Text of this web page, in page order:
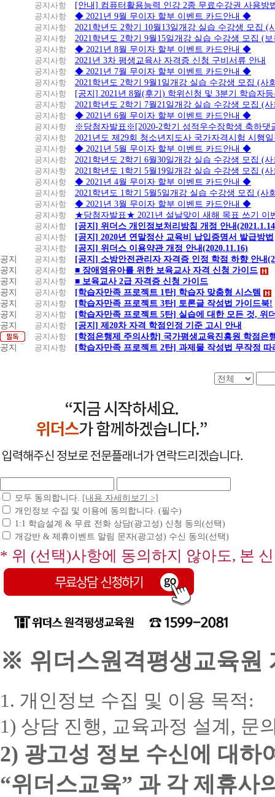
공지사항
[안내] 컴퓨터활용능력 인강 2종 무료수강권 사용방
공지사항
◆ 2021년 9월 무이자 할부 이벤트 카드안내 ◆
공지사항
2021학년도 2학기 10월13일개강 실습 수강생 모집 (
공지사항
2021학년도 2학기 9월15일개강 실습 수강생 모집 (
공지사항
◆ 2021년 8월 무이자 할부 이벤트 카드안내 ◆
공지사항
2021년 3차 평생교육사 자격증 신청 구비서류 안내
공지사항
◆ 2021년 7월 무이자 할부 이벤트 카드안내 ◆
공지사항
2021학년도 2학기 9월1일개강 실습 수강생 모집 (사
공지사항
[공지] 2021년 8월(후기) 학위신청 및 3분기 학습자
공지사항
2021학년도 2학기 7월21일개강 실습 수강생 모집 (
공지사항
◆ 2021년 6월 무이자 할부 이벤트 카드안내 ◆
공지사항
※당첨자발표※[2020-2학기 성적우수장학생 축하댓
공지사항
2021년도 제29회 청소년지도사 국가자격시험 시행
공지사항
◆ 2021년 5월 무이자 할부 이벤트 카드안내 ◆
공지사항
2021학년도 2학기 6월30일개강 실습 수강생 모집 (
공지사항
2021학년도 1학기 5월19일개강 실습 수강생 모집 (
공지사항
◆ 2021년 4월 무이자 할부 이벤트 카드안내 ◆
공지사항
2021학년도 1학기 5월5일개강 실습 수강생 모집 (사
공지사항
◆ 2021년 3월 무이자 할부 이벤트 카드안내 ◆
공지사항
★당첨자발표★ 2021년 설날맞이 새해 목표 쓰기 이
공지사항
[공지] 위더스 개인정보처리방침 개정 안내
공지사항
[공지] 2020년 연말정산 교육비 납입증명서 발급방법
공지사항
[공지] 위더스 이용약관 개정 안내(2020.11.16)
공지
공지사항
[공지] 소방안전관리자 자격증 인정 학점 하향 안내
공지
공지사항
■ 장애영유아를 위한 보육교사 자격 신청 가이드
공지
공지사항
■ 보육교사 2급 자격증 신청 가이드
공지
공지사항
[학습자만족 프로젝트 1탄] 학습자 맞춤형 시스템
공지
공지사항
[학습자만족 프로젝트 3탄] 토론글 작성법 가이드북!
공지
공지사항
[학습자만족 프로젝트 5탄] 실습에 대한 모든 것, 위
공지
공지사항
[공지] 제20차 자격 학점인정 기준 고시 안내
공지사항
[학점은행제 주의사항] 국가평생교육진흥원 학점은
공지
공지사항 [학습자만족 프로젝트 2탄] 과제물 작성법 무작정 따
모두 동의합니다.
[내용 자세히보기 >]
개인정보 수집 및 이용에 동의합니다. (필수)
1:1 학습설계 & 무료 전화 상담(광고성) 신청 동의(선택)
개강반 & 제휴이벤트 알림 문자(광고성) 수신 동의(선택)
* 위 (선택)사항에 동의하지 않아도, 본
※ 위더스원격평생교육원
1. 개인정보 수집 및 이용 목적:
1) 상담 진행, 교육과정 설계, 문
2) 광고성 정보 수신에 대하
“위더스교육” 과 각 제휴사